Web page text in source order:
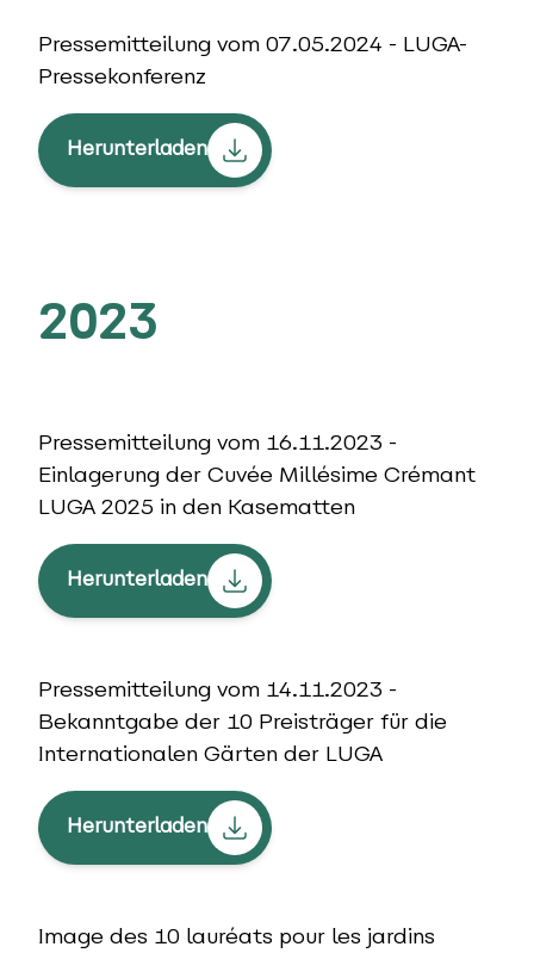
Pressemitteilung vom 07.05.2024 - LUGA-
Pressekonferenz
Herunterladen
2023
Pressemitteilung vom 16.11.2023 -
Einlagerung der Cuvée Millésime Crémant
LUGA 2025 in den Kasematten
Herunterladen
Pressemitteilung vom 14.11.2023 -
Bekanntgabe der 10 Preisträger für die
Internationalen Gärten der LUGA
Herunterladen
Image des 10 lauréats pour les jardins